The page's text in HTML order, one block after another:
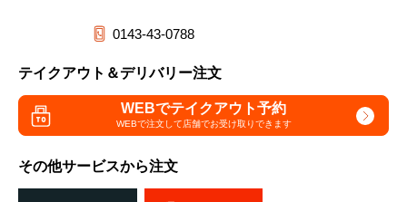
0143-43-0788
テイクアウト＆デリバリー注文
WEBでテイクアウト予約
WEBで注文して店舗でお受け取りできます
その他サービスから注文